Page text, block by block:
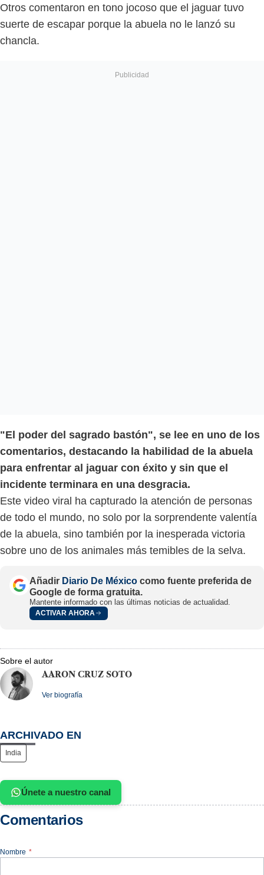
Otros comentaron en tono jocoso que el jaguar tuvo
suerte de escapar porque la abuela no le lanzó su
chancla.
"El poder del sagrado bastón", se lee en uno de los
comentarios, destacando la habilidad de la abuela
para enfrentar al jaguar con éxito y sin que el
incidente terminara en una desgracia.
Este video viral ha capturado la atención de personas
de todo el mundo, no solo por la sorprendente valentía
de la abuela, sino también por la inesperada victoria
sobre uno de los animales más temibles de la selva.
Añadir Diario De México como fuente preferida de
Google de forma gratuita.
Mantente informado con las últimas noticias de actualidad.
ACTIVAR AHORA
Sobre el autor
AARON CRUZ SOTO
Ver biografía
ARCHIVADO EN
India
Únete a nuestro canal
Comentarios
Nombre *